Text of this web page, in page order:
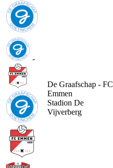
-
De Graafschap - FC
Emmen
Stadion De
Vijverberg